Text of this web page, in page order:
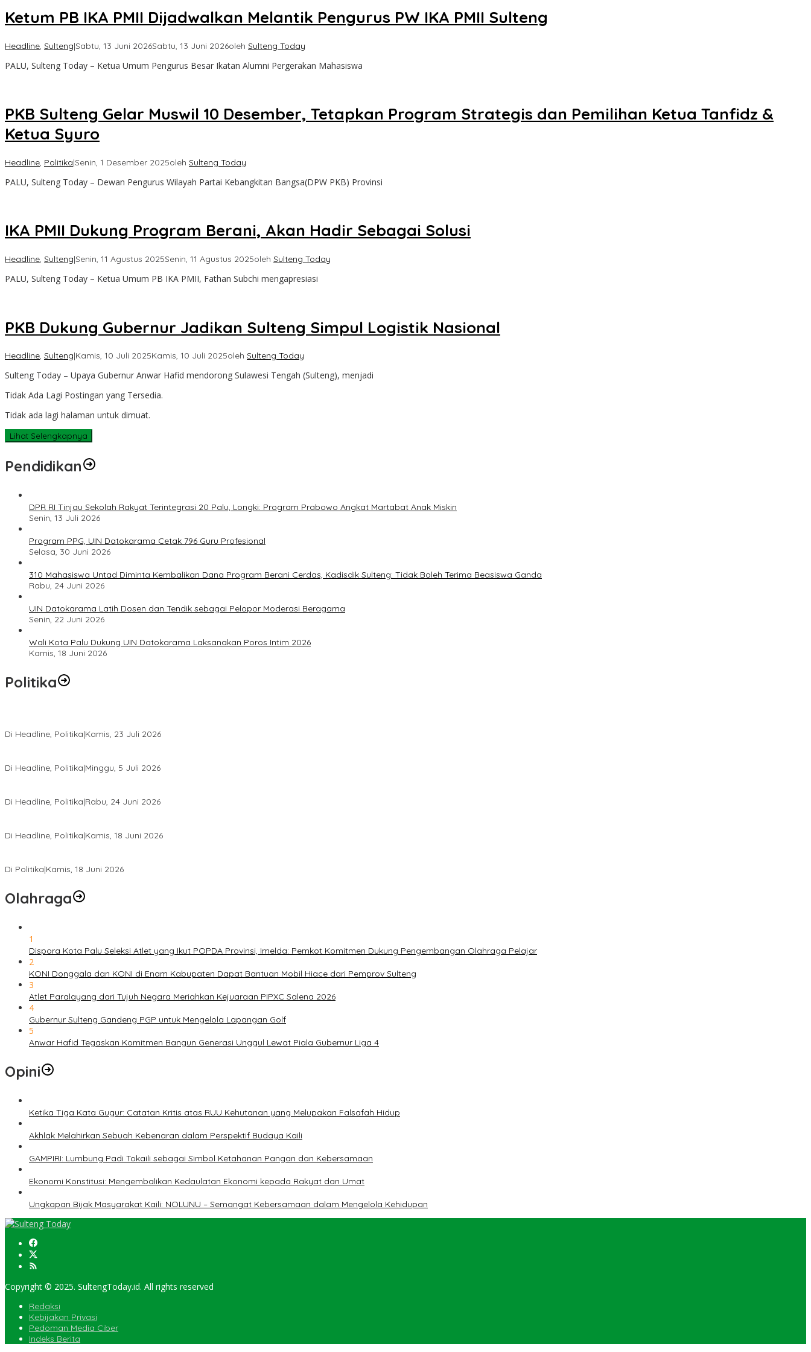
Ketum PB IKA PMII Dijadwalkan Melantik Pengurus PW IKA PMII Sulteng
Headline, Sulteng|Sabtu, 13 Juni 2026Sabtu, 13 Juni 2026oleh Sulteng Today
PALU, Sulteng Today – Ketua Umum Pengurus Besar Ikatan Alumni Pergerakan Mahasiswa
PKB Sulteng Gelar Muswil 10 Desember, Tetapkan Program Strategis dan Pemilihan Ketua Tanfidz &
Ketua Syuro
Headline, Politika|Senin, 1 Desember 2025oleh Sulteng Today
PALU, Sulteng Today – Dewan Pengurus Wilayah Partai Kebangkitan Bangsa(DPW PKB) Provinsi
IKA PMII Dukung Program Berani, Akan Hadir Sebagai Solusi
Headline, Sulteng|Senin, 11 Agustus 2025Senin, 11 Agustus 2025oleh Sulteng Today
PALU, Sulteng Today – Ketua Umum PB IKA PMII, Fathan Subchi mengapresiasi
PKB Dukung Gubernur Jadikan Sulteng Simpul Logistik Nasional
Headline, Sulteng|Kamis, 10 Juli 2025Kamis, 10 Juli 2025oleh Sulteng Today
Sulteng Today – Upaya Gubernur Anwar Hafid mendorong Sulawesi Tengah (Sulteng), menjadi
Tidak Ada Lagi Postingan yang Tersedia.
Tidak ada lagi halaman untuk dimuat.
Lihat Selengkapnya
Pendidikan
DPR RI Tinjau Sekolah Rakyat Terintegrasi 20 Palu, Longki: Program Prabowo Angkat Martabat Anak Miskin
Senin, 13 Juli 2026
Program PPG, UIN Datokarama Cetak 796 Guru Profesional
Selasa, 30 Juni 2026
310 Mahasiswa Untad Diminta Kembalikan Dana Program Berani Cerdas, Kadisdik Sulteng: Tidak Boleh Terima Beasiswa Ganda
Rabu, 24 Juni 2026
UIN Datokarama Latih Dosen dan Tendik sebagai Pelopor Moderasi Beragama
Senin, 22 Juni 2026
Wali Kota Palu Dukung UIN Datokarama Laksanakan Poros Intim 2026
Kamis, 18 Juni 2026
Politika
Di Headline, Politika|Kamis, 23 Juli 2026
Di Headline, Politika|Minggu, 5 Juli 2026
Di Headline, Politika|Rabu, 24 Juni 2026
Di Headline, Politika|Kamis, 18 Juni 2026
Di Politika|Kamis, 18 Juni 2026
Olahraga
1
Dispora Kota Palu Seleksi Atlet yang Ikut POPDA Provinsi, Imelda: Pemkot Komitmen Dukung Pengembangan Olahraga Pelajar
2
KONI Donggala dan KONI di Enam Kabupaten Dapat Bantuan Mobil Hiace dari Pemprov Sulteng
3
Atlet Paralayang dari Tujuh Negara Meriahkan Kejuaraan PIPXC Salena 2026
4
Gubernur Sulteng Gandeng PGP untuk Mengelola Lapangan Golf
5
Anwar Hafid Tegaskan Komitmen Bangun Generasi Unggul Lewat Piala Gubernur Liga 4
Opini
Ketika Tiga Kata Gugur: Catatan Kritis atas RUU Kehutanan yang Melupakan Falsafah Hidup
Akhlak Melahirkan Sebuah Kebenaran dalam Perspektif Budaya Kaili
GAMPIRI: Lumbung Padi Tokaili sebagai Simbol Ketahanan Pangan dan Kebersamaan
Ekonomi Konstitusi: Mengembalikan Kedaulatan Ekonomi kepada Rakyat dan Umat
Ungkapan Bijak Masyarakat Kaili: NOLUNU – Semangat Kebersamaan dalam Mengelola Kehidupan
Copyright © 2025. SultengToday.id. All rights reserved
Redaksi
Kebijakan Privasi
Pedoman Media Ciber
Indeks Berita